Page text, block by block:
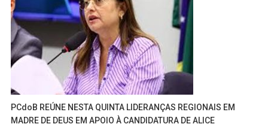
PCdoB REÚNE NESTA QUINTA LIDERANÇAS REGIONAIS EM
MADRE DE DEUS EM APOIO À CANDIDATURA DE ALICE